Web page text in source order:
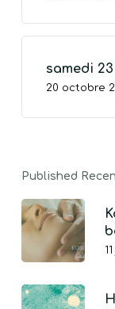
samedi
20 octobre
Published